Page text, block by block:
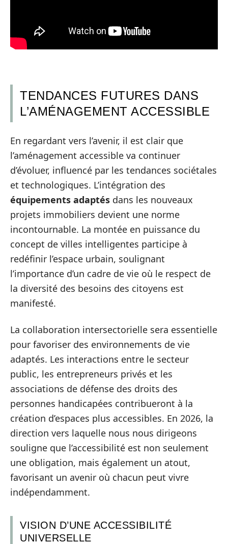
TENDANCES FUTURES DANS
L’AMÉNAGEMENT ACCESSIBLE
En regardant vers l’avenir, il est clair que
l’aménagement accessible va continuer
d’évoluer, influencé par les tendances sociétales
et technologiques. L’intégration des
équipements adaptés dans les nouveaux
projets immobiliers devient une norme
incontournable. La montée en puissance du
concept de villes intelligentes participe à
redéfinir l’espace urbain, soulignant
l’importance d’un cadre de vie où le respect de
la diversité des besoins des citoyens est
manifesté.
La collaboration intersectorielle sera essentielle
pour favoriser des environnements de vie
adaptés. Les interactions entre le secteur
public, les entrepreneurs privés et les
associations de défense des droits des
personnes handicapées contribueront à la
création d’espaces plus accessibles. En 2026, la
direction vers laquelle nous nous dirigeons
souligne que l’accessibilité est non seulement
une obligation, mais également un atout,
favorisant un avenir où chacun peut vivre
indépendamment.
VISION D’UNE ACCESSIBILITÉ
UNIVERSELLE